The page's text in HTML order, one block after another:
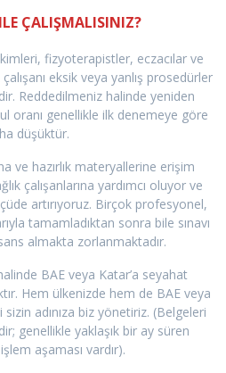
ÇALIŞMALISINIZ?
fizyoterapistler, eczacılar ve
eksik veya yanlış prosedürler
Reddedilmeniz halinde yeniden
oranı genellikle ilk denemeye göre
düşüktür.
ve hazırlık materyallerine erişim
çalışanlarına yardımcı oluyor ve
artırıyoruz. Birçok profesyonel,
tamamladıktan sonra bile sınavı
almakta zorlanmaktadır.
BAE veya Katar’a seyahat
Hem ülkenizde hem de BAE veya
adınıza biz yönetiriz. (Belgeleri
genellikle yaklaşık bir ay süren
aşaması vardır).